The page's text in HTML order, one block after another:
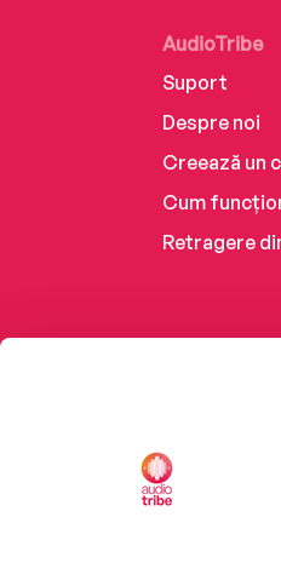
AudioTribe
Suport
Despre noi
Creează un
Cum
Retragere